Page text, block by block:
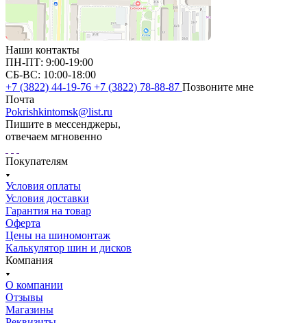
Наши контакты
ПН-ПТ: 9:00-19:00
СБ-ВС: 10:00-18:00
+7 (3822) 44-19-76 +7 (3822) 78-88-87 Позвоните мне
Почта
Pokrishkintomsk@list.ru
Пишите в мессенджеры,
отвечаем мгновенно
Покупателям
Условия оплаты
Условия доставки
Гарантия на товар
Оферта
Цены на шиномонтаж
Калькулятор шин и дисков
Компания
О компании
Отзывы
Магазины